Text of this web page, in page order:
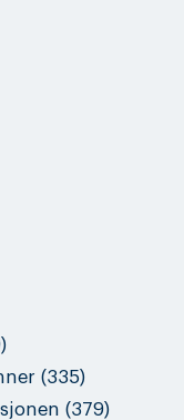
(335)
(379)